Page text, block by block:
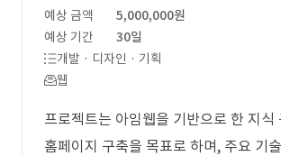
예상 금액
5,000,000원
예상 기간
30일
개발 · 디자인 · 기획
웹
프로젝트는 아임웹을 기반으로 한 지식
홈페이지 구축을 목표로 하며, 주요 기